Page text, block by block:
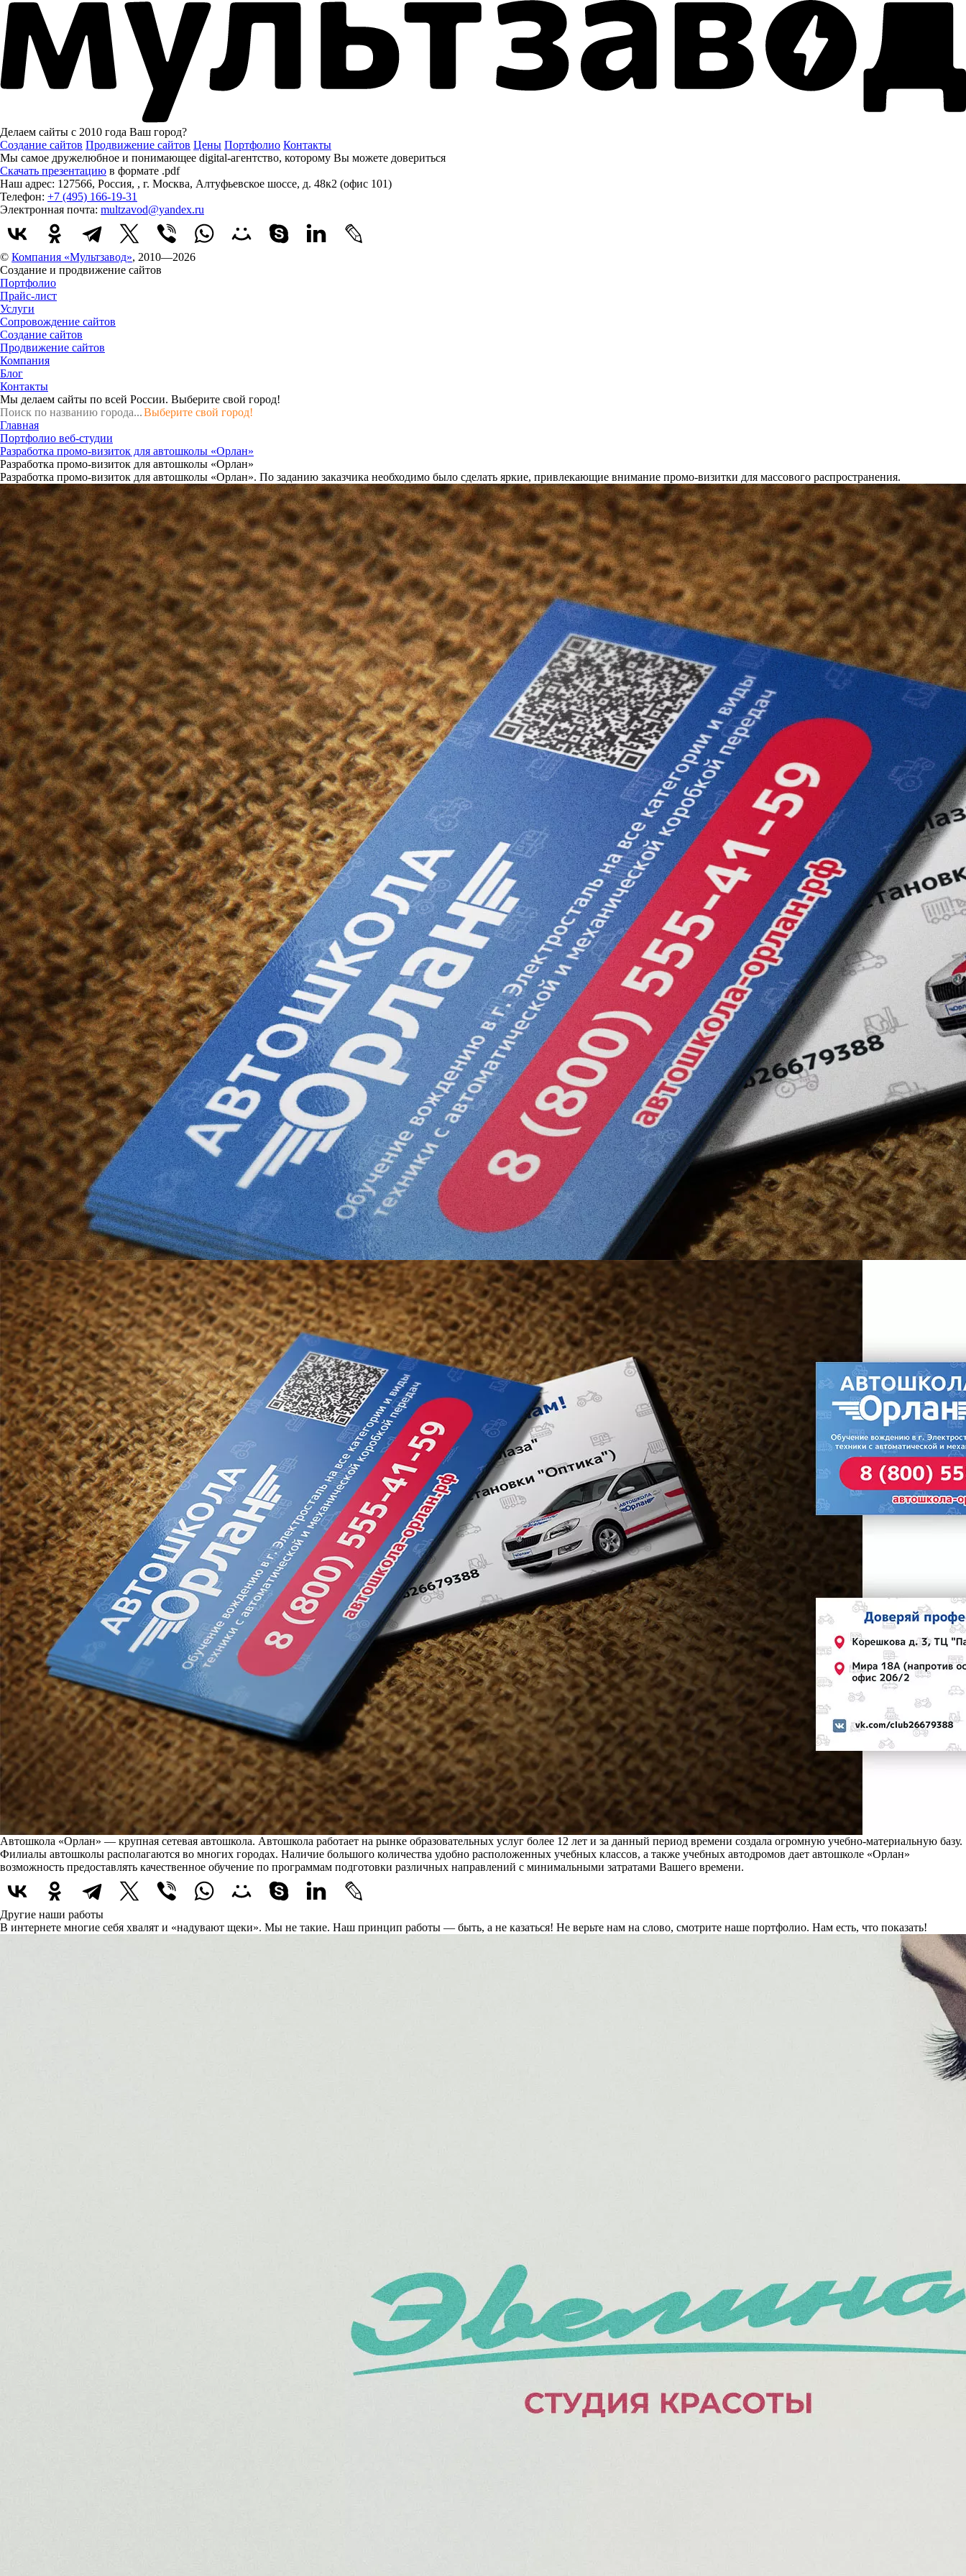
Делаем сайты с 2010 года Ваш город?
Создание сайтов Продвижение сайтов Цены Портфолио Контакты
Мы самое дружелюбное и понимающее digital-агентство, которому Вы можете довериться
Скачать презентацию в формате .pdf
Наш адрес: 127566, Россия, , г. Москва, Алтуфьевское шоссе, д. 48к2 (офис 101)
Телефон: +7 (495) 166-19-31
Электронная почта: multzavod@yandex.ru
© Компания «Мультзавод», 2010—2026
Создание и продвижение сайтов
Портфолио
Прайс-лист
Услуги
Сопровождение сайтов
Создание сайтов
Продвижение сайтов
Компания
Блог
Контакты
Мы делаем сайты по всей России. Выберите свой город!
Выберите свой город!
Главная
Портфолио веб-студии
Разработка промо-визиток для автошколы «Орлан»
Разработка промо-визиток для автошколы «Орлан»
Разработка промо-визиток для автошколы «Орлан». По заданию заказчика необходимо было сделать яркие, привлекающие внимание промо-визитки для массового распространения.
Автошкола «Орлан» — крупная сетевая автошкола. Автошкола работает на рынке образовательных услуг более 12 лет и за данный период времени создала огромную учебно-материальную базу.
Филиалы автошколы располагаются во многих городах. Наличие большого количества удобно расположенных учебных классов, а также учебных автодромов дает автошколе «Орлан»
возможность предоставлять качественное обучение по программам подготовки различных направлений с минимальными затратами Вашего времени.
Другие наши работы
В интернете многие себя хвалят и «надувают щеки». Мы не такие. Наш принцип работы — быть, а не казаться! Не верьте нам на слово, смотрите наше портфолио. Нам есть, что показать!